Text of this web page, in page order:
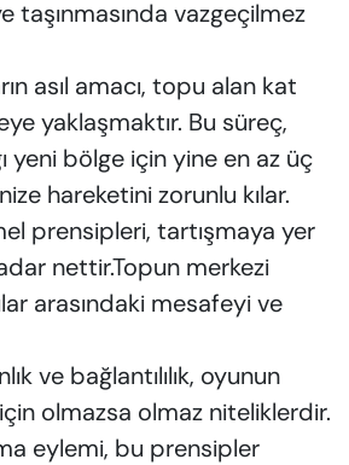
taşınmasında vazgeçilmez
asıl amacı, topu alan kat
yaklaşmaktır. Bu süreç,
yeni bölge için yine en az üç
hareketini zorunlu kılar.
prensipleri, tartışmaya yer
nettir.Topun merkezi
arasındaki mesafeyi ve
ve bağlantılılık, oyunun
olmazsa olmaz niteliklerdir.
eylemi, bu prensipler
HABERLERİ